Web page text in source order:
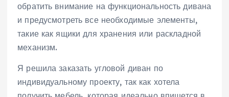
обратить внимание на функциональность дивана
и предусмотреть все необходимые элементы,
такие как ящики для хранения или раскладной
механизм.
Я решила заказать угловой диван по
индивидуальному проекту, так как хотела